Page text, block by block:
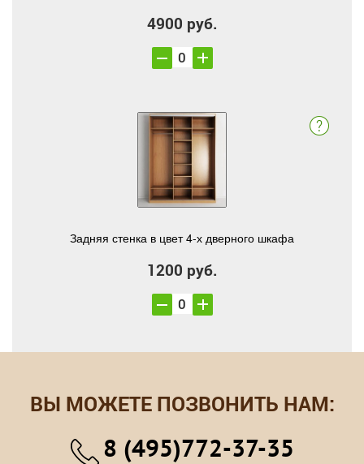
4900 руб.
Задняя стенка в цвет 4-х дверного шкафа
1200 руб.
ВЫ МОЖЕТЕ ПОЗВОНИТЬ НАМ:
8 (495)772-37-35